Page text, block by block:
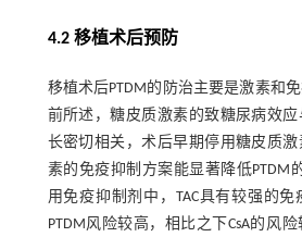
4.2 移植术后预防
移植术后PTDM的防治主要是激素和
前所述，糖皮质激素的致糖尿病效
长密切相关，术后早期停用糖皮质
素的免疫抑制方案能显著降低PTDM
用免疫抑制剂中，TAC具有较强的
PTDM风险较高，相比之下CsA的风